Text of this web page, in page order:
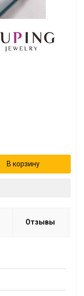
В корзину
Отзывы